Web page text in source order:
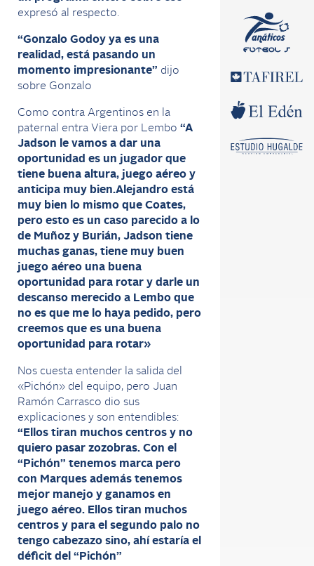
expresó al respecto.
“Gonzalo Godoy ya es una
realidad, está pasando un
momento impresionante” dijo
sobre Gonzalo
Como contra Argentinos en la
paternal entra Viera por Lembo “A
Jadson le vamos a dar una
oportunidad es un jugador que
tiene buena altura, juego aéreo y
anticipa muy bien.Alejandro está
muy bien lo mismo que Coates,
pero esto es un caso parecido a lo
de Muñoz y Burián, Jadson tiene
muchas ganas, tiene muy buen
juego aéreo una buena
oportunidad para rotar y darle un
descanso merecido a Lembo que
no es que me lo haya pedido, pero
creemos que es una buena
oportunidad para rotar»
Nos cuesta entender la salida del
«Pichón» del equipo, pero Juan
Ramón Carrasco dio sus
explicaciones y son entendibles:
“Ellos tiran muchos centros y no
quiero pasar zozobras. Con el
“Pichón” tenemos marca pero
con Marques además tenemos
mejor manejo y ganamos en
juego aéreo. Ellos tiran muchos
centros y para el segundo palo no
tengo cabezazo sino, ahí estaría el
déficit del “Pichón”